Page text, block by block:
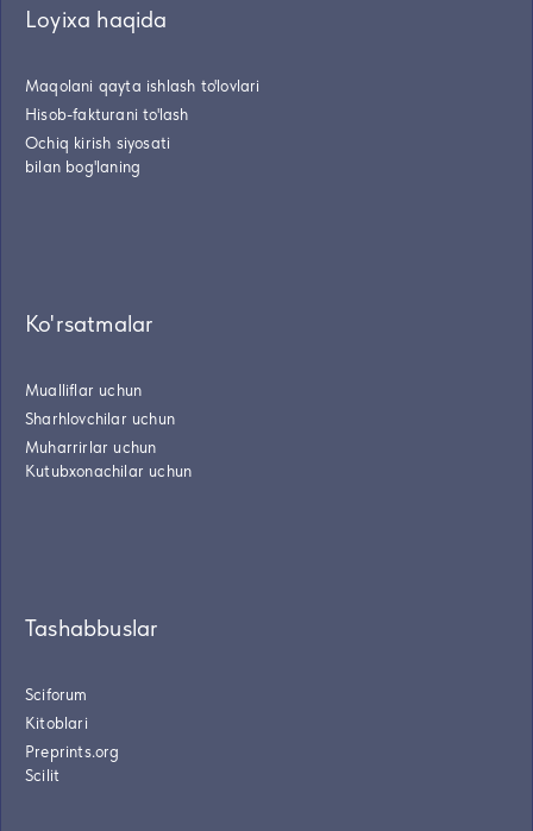
Loyixa haqida
Maqolani qayta ishlash to'lovlari
Hisob-fakturani to'lash
Ochiq kirish siyosati
bilan bog'laning
Ko'rsatmalar
Mualliflar uchun
Sharhlovchilar uchun
Muharrirlar uchun
Kutubxonachilar uchun
Tashabbuslar
Sciforum
Kitoblari
Preprints.org
Scilit